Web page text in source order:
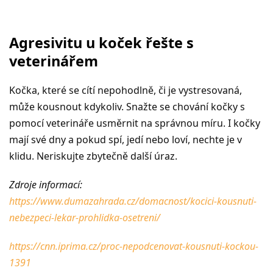
Agresivitu u koček řešte s
veterinářem
Kočka, které se cítí nepohodlně, či je vystresovaná,
může kousnout kdykoliv. Snažte se chování kočky s
pomocí veterináře usměrnit na správnou míru. I kočky
mají své dny a pokud spí, jedí nebo loví, nechte je v
klidu. Neriskujte zbytečně další úraz.
Zdroje informací:
https://www.dumazahrada.cz/domacnost/kocici-kousnuti-
nebezpeci-lekar-prohlidka-osetreni/
https://cnn.iprima.cz/proc-nepodcenovat-kousnuti-kockou-
1391